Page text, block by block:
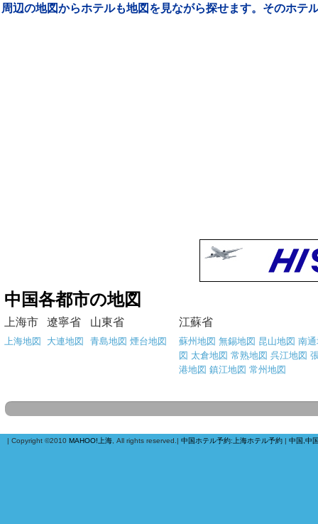
周辺の地図からホテルも地図を見ながら探せます。そのホテ
中国各都市の地図
上海市 遼寧省 山東省 江蘇省
上海地図 大連地図 青島地図 煙台地図 蘇州地図 無錫地図 昆山地図 南
図 太倉地図 常熟地図 呉江地図
港地図 鎮江地図 常州地図
| Copyright ©2010 MAHOO!上海 , All rights reserved.| 中国ホテル予約: 上海ホテル予約 | 中国,中